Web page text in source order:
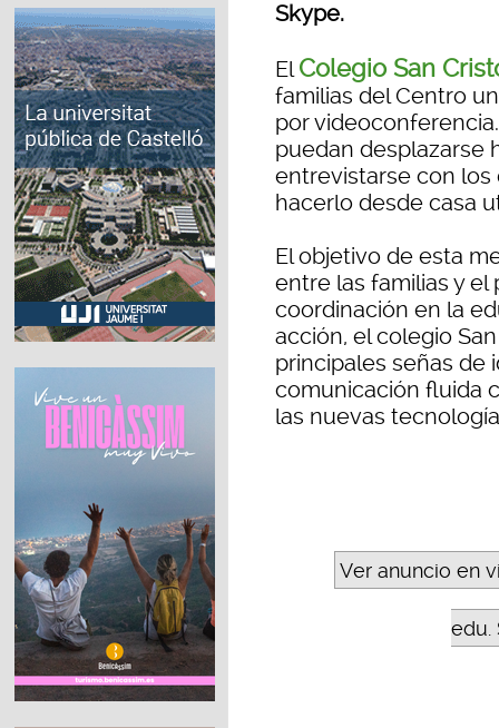
Skype.
ElColegio San
familias del Centro
por
puedan desplazarse
entrevistarse con los
hacerlo desde casa
El objetivo de esta
entre las familias y
coordinación en la
acción, el colegio
principales señas de
comunicación fluida
las nuevas
Ver anuncio en
edu.